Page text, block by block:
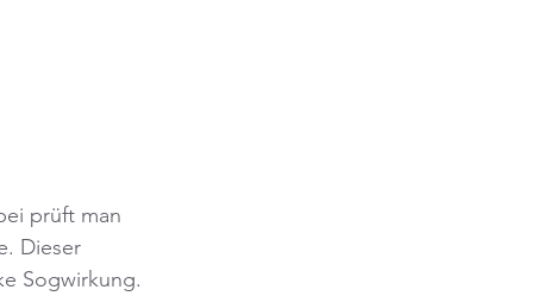
prüft man
Dieser
Sogwirkung.